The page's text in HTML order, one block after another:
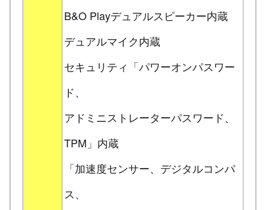
B&O Playデュアルスピーカー内蔵
デュアルマイク内蔵
セキュリティ「パワーオンパスワー
ド、
アドミニストレーターパスワード、
TPM」内蔵
「加速度センサー、デジタルコンパ
ス、